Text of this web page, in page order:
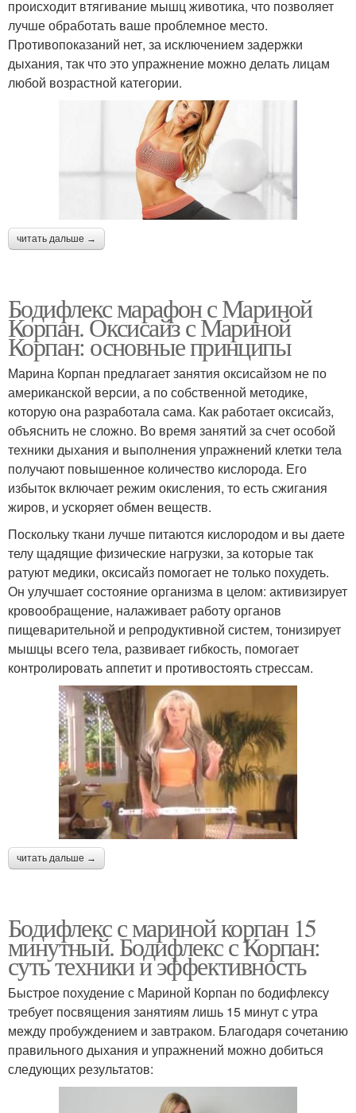
происходит втягивание мышц животика, что позволяет
лучше обработать ваше проблемное место.
Противопоказаний нет, за исключением задержки
дыхания, так что это упражнение можно делать лицам
любой возрастной категории.
читать дальше →
Бодифлекс марафон с Мариной
Корпан. Оксисайз с Мариной
Корпан: основные принципы
Марина Корпан предлагает занятия оксисайзом не по
американской версии, а по собственной методике,
которую она разработала сама. Как работает оксисайз,
объяснить не сложно. Во время занятий за счет особой
техники дыхания и выполнения упражнений клетки тела
получают повышенное количество кислорода. Его
избыток включает режим окисления, то есть сжигания
жиров, и ускоряет обмен веществ.
Поскольку ткани лучше питаются кислородом и вы даете
телу щадящие физические нагрузки, за которые так
ратуют медики, оксисайз помогает не только похудеть.
Он улучшает состояние организма в целом: активизирует
кровообращение, налаживает работу органов
пищеварительной и репродуктивной систем, тонизирует
мышцы всего тела, развивает гибкость, помогает
контролировать аппетит и противостоять стрессам.
читать дальше →
Бодифлекс с мариной корпан 15
минутный. Бодифлекс с Корпан:
суть техники и эффективность
Быстрое похудение с Мариной Корпан по бодифлексу
требует посвящения занятиям лишь 15 минут с утра
между пробуждением и завтраком. Благодаря сочетанию
правильного дыхания и упражнений можно добиться
следующих результатов: